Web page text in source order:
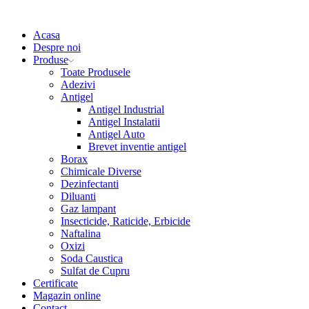
Acasa
Despre noi
Produse
Toate Produsele
Adezivi
Antigel
Antigel Industrial
Antigel Instalatii
Antigel Auto
Brevet inventie antigel
Borax
Chimicale Diverse
Dezinfectanti
Diluanti
Gaz lampant
Insecticide, Raticide, Erbicide
Naftalina
Oxizi
Soda Caustica
Sulfat de Cupru
Certificate
Magazin online